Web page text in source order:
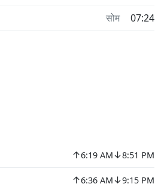
सोम 07:24
↑6:19 AM↓8:51 PM
↑6:36 AM↓9:15 PM